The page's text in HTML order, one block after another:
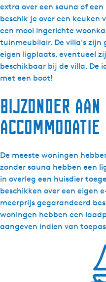
extra over een sauna of
beschik je over een keuken
een mooi ingerichte
tuinmeubilair. De villa's
eigen ligplaats, eventueel
beschikbaar bij de villa. De
met een boot!
Bijzonder aan
accommodatie
De meeste woningen
zonder sauna hebben een
in overleg een huisdier
beschikken over een eigen
meerprijs gegarandeerd
woningen hebben een
aangeven indien van
e
t
W
a
t
e
r
W
e
t
r
h
a
g
h
e